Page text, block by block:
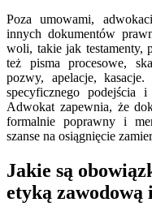
Poza umowami,
innych dokumentów
woli, takie jak testamenty,
też pisma procesowe,
pozwy, apelacje,
specyficznego podejścia
Adwokat zapewnia, że
formalnie poprawny i
szanse na osiągnięcie
Jakie są
etyką zawodową